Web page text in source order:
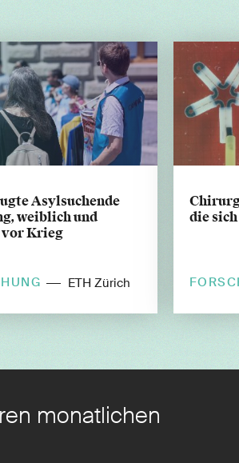
Asylsuchende
weiblich und
Krieg
ETH Zürich
die
monatlichen